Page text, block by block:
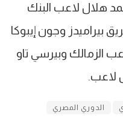
هلال لاعب البنك
بيراميدز وجون إيبوكا
الزمالك وبيرسي تاو
الدوري المصري